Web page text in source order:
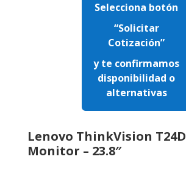
Selecciona botón
“Solicitar
Cotización”
y te confirmamos
disponibilidad o
alternativas
Lenovo ThinkVision
Monitor – 23.8″